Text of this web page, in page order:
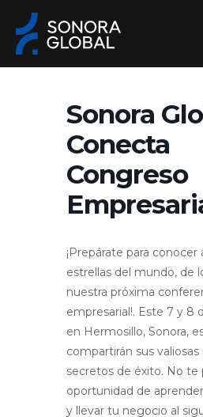
contenido
Sonora
Conecta
Congreso
¡Prepárate para conocer
estrellas del mundo, de
nuestra próxima
empresarial!. Este 7 y 8
en Hermosillo, Sonora,
compartirán sus
secretos de éxito. No te
oportunidad de
y llevar tu negocio al